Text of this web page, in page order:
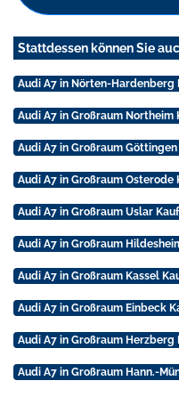
Stattdessen können Sie
Audi A7 in Nörten-Hardenberg
Audi A7 in Großraum Northeim
Audi A7 in Großraum
Audi A7 in Großraum Osterode
Audi A7 in Großraum Uslar
Audi A7 in Großraum
Audi A7 in Großraum Kassel
Audi A7 in Großraum Einbeck
Audi A7 in Großraum Herzberg
Audi A7 in Großraum Hann.-